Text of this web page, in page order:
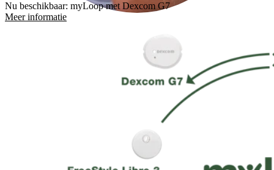
Nu beschikbaar: myLoop met Dexcom G7
Meer informatie